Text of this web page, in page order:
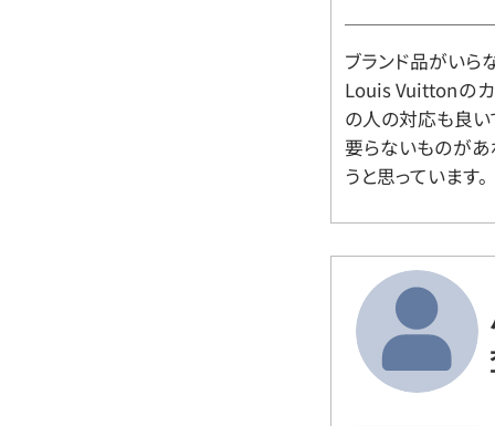
ブランド品がいら
Louis Vuittonの
の人の対応も良い
要らないものがあ
うと思っています。